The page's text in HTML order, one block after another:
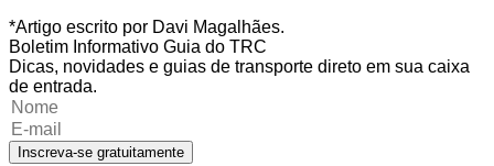
*Artigo escrito por Davi Magalhães.
Boletim Informativo Guia do TRC
Dicas, novidades e guias de transporte direto em sua caixa
de entrada.
Inscreva-se gratuitamente